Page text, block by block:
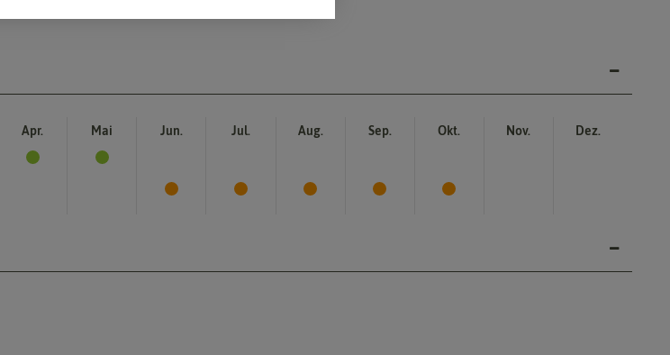
Apr. Mai Jun. Jul. Aug. Sep. Okt. Nov. Dez.